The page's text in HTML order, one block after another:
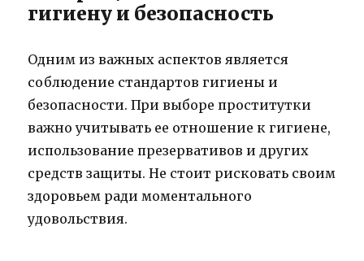
гигиену и безопасность
Одним из важных аспектов является
соблюдение стандартов гигиены и
безопасности. При выборе проститутки
важно учитывать ее отношение к гигиене,
использование презервативов и других
средств защиты. Не стоит рисковать своим
здоровьем ради моментального
удовольствия.